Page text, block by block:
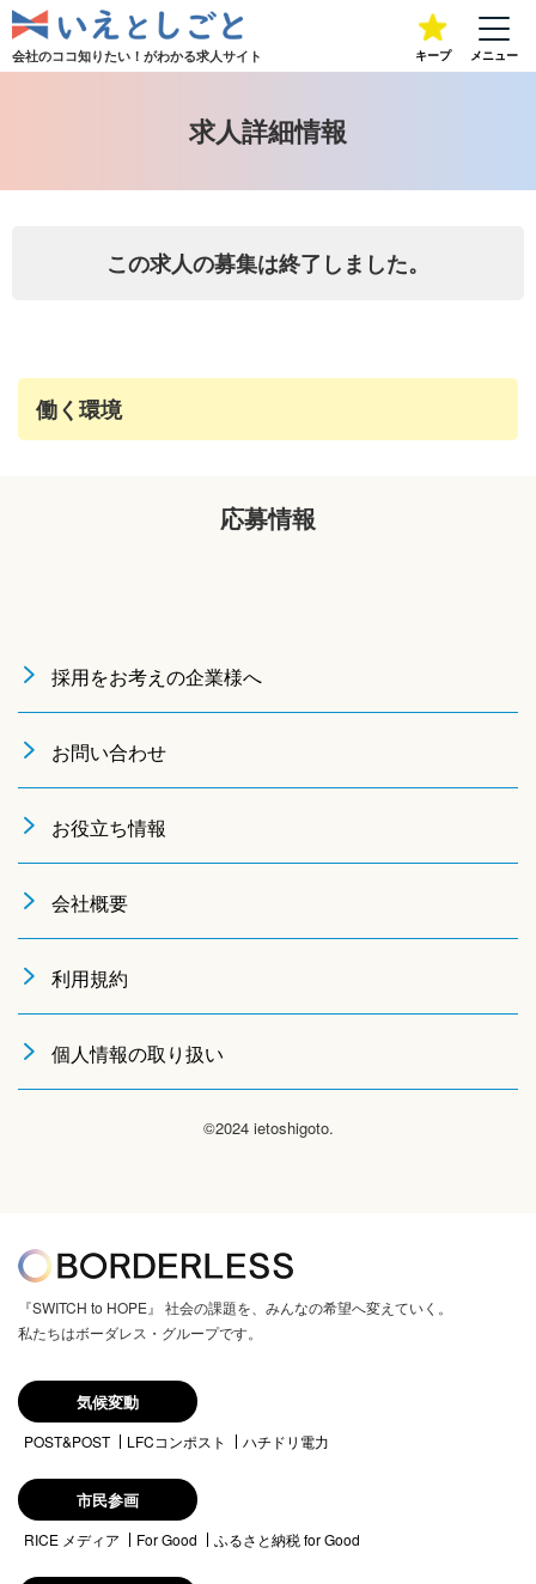
会社のココ知りたい！がわかる求人サイト キープ メニュー
求人詳細情報
この求人の募集は終了しました。
働く環境
応募情報
採用をお考えの企業様へ
お問い合わせ
お役立ち情報
会社概要
利用規約
個人情報の取り扱い
©2024 ietoshigoto.
『SWITCH to HOPE』 社会の課題を、みんなの希望へ変えていく。
私たちはボーダレス・グループです。
気候変動
POST&POST LFCコンポスト ハチドリ電力
市民参画
RICE メディア For Good ふるさと納税 for Good